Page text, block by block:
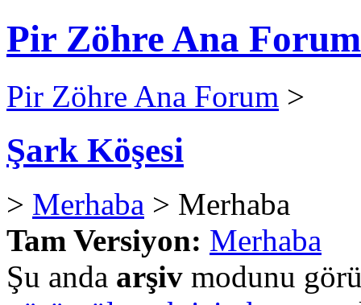
Pir Zöhre Ana Forum
Pir Zöhre Ana Forum >
Şark Köşesi
> Merhaba > Merhaba
Tam Versiyon: Merhaba
Şu anda arşiv modunu